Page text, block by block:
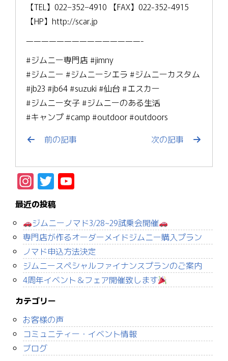
【TEL】022−352−4910 【FAX】022-352-4915
【HP】http://scar.jp
———————————————-
#ジムニー専門店 #jimny
#ジムニー #ジムニーシエラ #ジムニーカスタム
#jb23 #jb64 #suzuki #仙台 #エスカー
#ジムニー女子 #ジムニーのある生活
#キャンプ #camp #outdoor #outdoors
前の記事
次の記事
Instagram
Twitter
最近の投稿
ジムニーノマド3/28~29試乗会開催
専門店が作るオーダーメイドジムニー購入プラン
ノマド申込方法決定
ジムニースペシャルファイナンスプランのご案内
4周年イベント＆フェア開催致します
カテゴリー
お客様の声
コミュニティー・イベント情報
ブログ